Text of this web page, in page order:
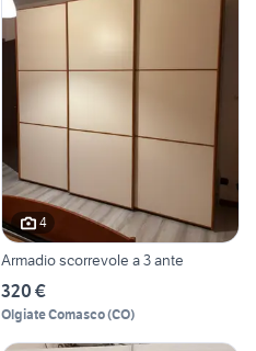
4
Armadio scorrevole a 3 ante
320 €
Olgiate Comasco(CO)